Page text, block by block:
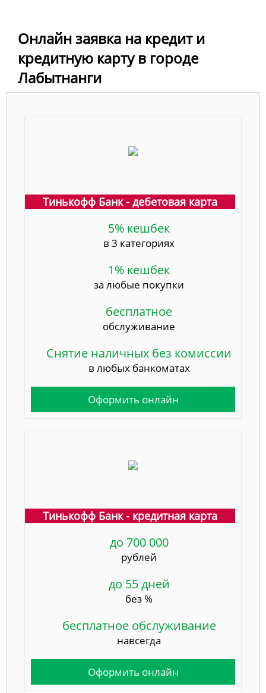
Онлайн заявка на кредит и
кредитную карту в городе
Лабытнанги
Тинькофф Банк - дебетовая карта
5% кешбек
в 3 категориях
1% кешбек
за любые покупки
бесплатное
обслуживание
Снятие наличных без комиссии
в любых банкоматах
Оформить онлайн
Тинькофф Банк - кредитная карта
до 700 000
рублей
до 55 дней
без %
бесплатное обслуживание
навсегда
Оформить онлайн